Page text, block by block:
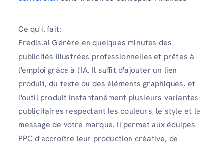
Ce qu'il fait:
Predis.ai Génère en quelques minutes des
publicités illustrées professionnelles et prêtes à
l'emploi grâce à l'IA. Il suffit d'ajouter un lien
produit, du texte ou des éléments graphiques, et
l'outil produit instantanément plusieurs variantes
publicitaires respectant les couleurs, le style et le
message de votre marque. Il permet aux équipes
PPC d'accroître leur production créative, de